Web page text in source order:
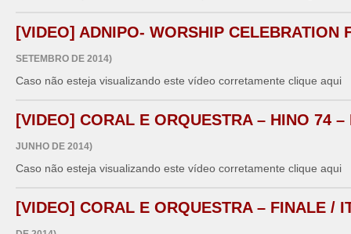
[VIDEO] ADNIPO- WORSHIP CELEBRATION
SETEMBRO DE 2014)
Caso não esteja visualizando este vídeo corretamente clique aqui
[VIDEO] CORAL E ORQUESTRA – HINO 74 –
JUNHO DE 2014)
Caso não esteja visualizando este vídeo corretamente clique aqui
[VIDEO] CORAL E ORQUESTRA – FINALE /